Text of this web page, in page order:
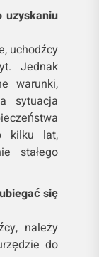
uzyskaniu
uchodźcy
Jednak
warunki,
sytuacja
kilku lat,
stałego
się
należy
do